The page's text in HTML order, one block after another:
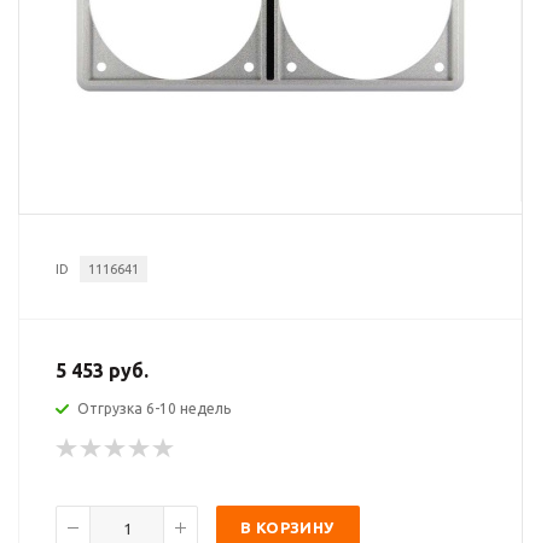
ID 1116641
5 453 руб.
Отгрузка 6-10 недель
В КОРЗИНУ